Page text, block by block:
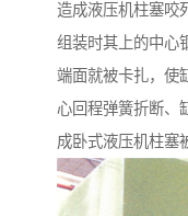
造成液压机柱塞咬
组装时其上的中心
端面就被卡扎，使
心回程弹簧折断、
成卧式液压机柱塞